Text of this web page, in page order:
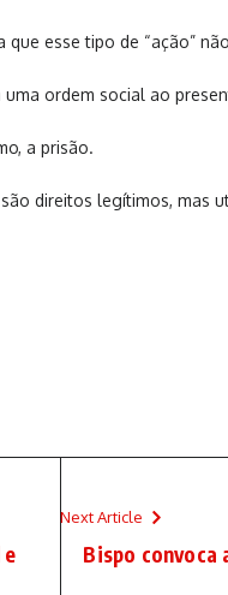
esse tipo de “ação”
ordem social ao
a prisão.
direitos legítimos,
Next Article
Bispo convoca